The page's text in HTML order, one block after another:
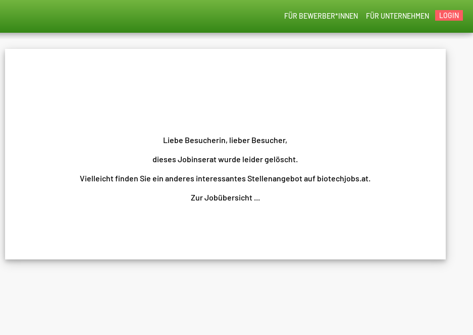
LOGIN
FÜR UNTERNEHMEN
FÜR BEWERBER*INNEN
Liebe Besucherin, lieber Besucher,
dieses Jobinserat wurde leider gelöscht.
Vielleicht finden Sie ein anderes interessantes Stellenangebot auf biotechjobs.at.
Zur Jobübersicht ...